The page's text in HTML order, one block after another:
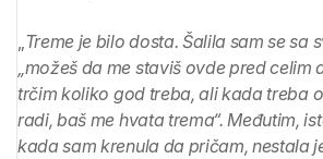
Treme je bilo dosta. Šalila sam se sa
„možeš da me staviš ovde pred
trčim koliko god treba, ali kada treba
radi, baš me hvata trema“. Međutim,
kada sam krenula da pričam, nestala